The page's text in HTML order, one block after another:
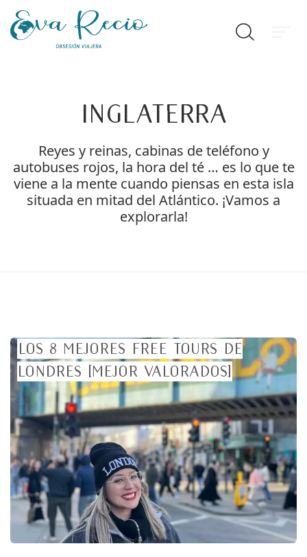
Inglaterra
Reyes y reinas, cabinas de teléfono y
autobuses rojos, la hora del té … es lo que te
viene a la mente cuando piensas en esta isla
situada en mitad del Atlántico. ¡Vamos a
explorarla!
Los 8 mejores free tours de
Londres [MEJOR VALORADOS]